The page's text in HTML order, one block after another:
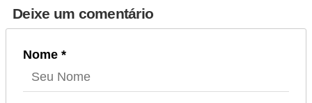
Deixe um comentário
Nome *